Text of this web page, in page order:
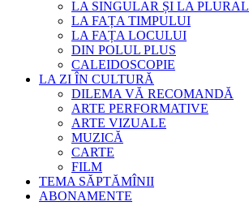
LA SINGULAR ȘI LA PLURAL
LA FAȚA TIMPULUI
LA FAȚA LOCULUI
DIN POLUL PLUS
CALEIDOSCOPIE
LA ZI ÎN CULTURĂ
DILEMA VĂ RECOMANDĂ
ARTE PERFORMATIVE
ARTE VIZUALE
MUZICĂ
CARTE
FILM
TEMA SĂPTĂMÎNII
ABONAMENTE